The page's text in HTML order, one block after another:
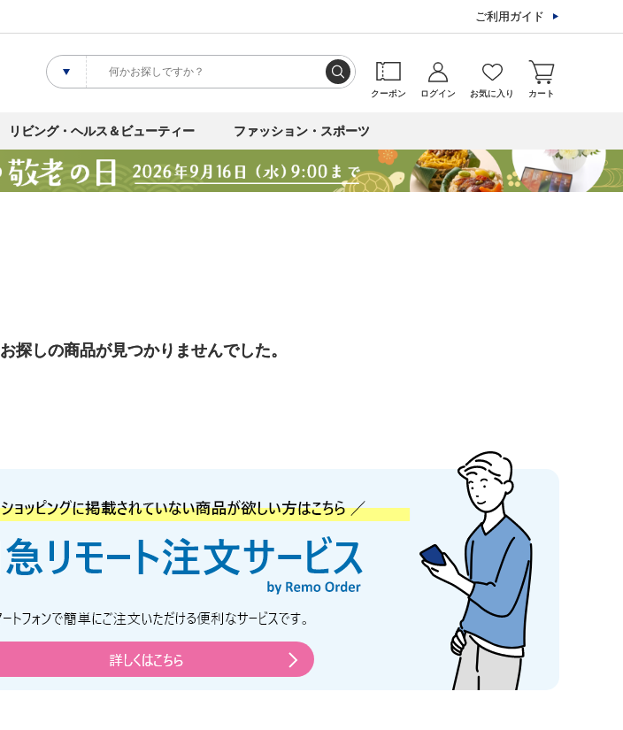
ご利用ガイド
クーポン ログイン お気に入り カート
リビング・ヘルス＆ビューティー ファッション・スポーツ
お探しの商品が見つかりませんでした。